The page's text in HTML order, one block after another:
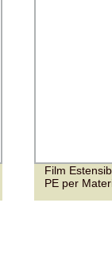
Film
PE per